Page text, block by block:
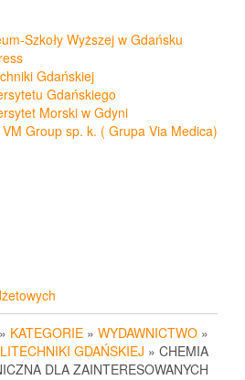
Szkoły Wyższej w Gdańsku
Gdańskiej
Gdańskiego
Morski w Gdyni
Group sp. k. ( Grupa Via Medica)
» KATEGORIE » WYDAWNICTWO »
GDAŃSKIEJ » CHEMIA
DLA ZAINTERESOWANYCH